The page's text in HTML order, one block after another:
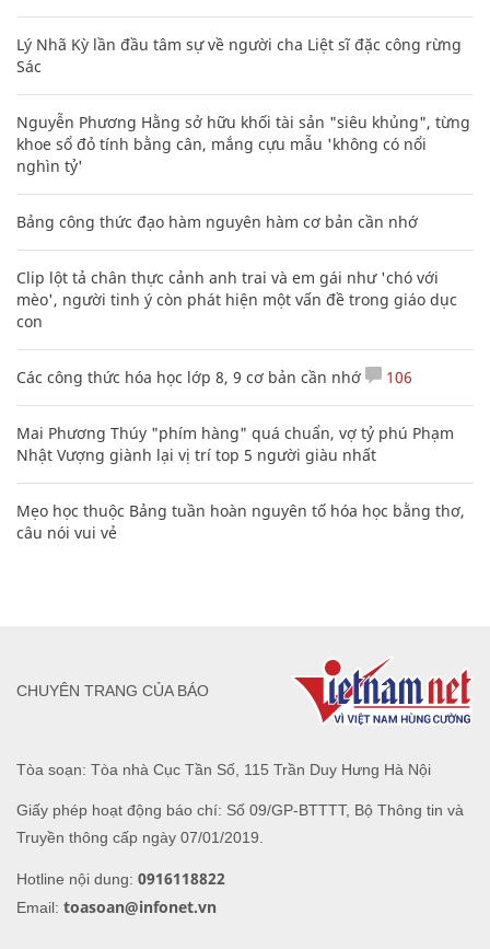
Lý Nhã Kỳ lần đầu tâm sự về người cha Liệt sĩ đặc công rừng
Sác
Nguyễn Phương Hằng sở hữu khối tài sản "siêu khủng", từng
khoe sổ đỏ tính bằng cân, mắng cựu mẫu 'không có nổi
nghìn tỷ'
Bảng công thức đạo hàm nguyên hàm cơ bản cần nhớ
Clip lột tả chân thực cảnh anh trai và em gái như 'chó với
mèo', người tinh ý còn phát hiện một vấn đề trong giáo dục
con
Các công thức hóa học lớp 8, 9 cơ bản cần nhớ 106
Mai Phương Thúy "phím hàng" quá chuẩn, vợ tỷ phú Phạm
Nhật Vượng giành lại vị trí top 5 người giàu nhất
Mẹo học thuộc Bảng tuần hoàn nguyên tố hóa học bằng thơ,
câu nói vui vẻ
Tòa soạn: Tòa nhà Cục Tần Số, 115 Trần Duy Hưng Hà Nội
Giấy phép hoạt động báo chí: Số 09/GP-BTTTT, Bộ Thông tin và
Truyền thông cấp ngày 07/01/2019.
Hotline nội dung: 0916118822
Email: toasoan@infonet.vn
CHUYÊN TRANG CỦA BÁO